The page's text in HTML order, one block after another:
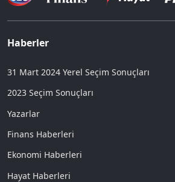
Haberler
31 Mart 2024 Yerel Seçim Sonuçları
2023 Seçim Sonuçları
Yazarlar
Finans Haberleri
Ekonomi Haberleri
Hayat Haberleri